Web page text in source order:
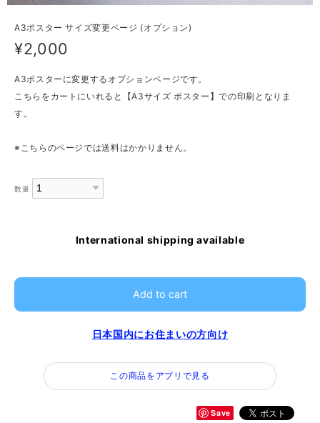
A3ポスター サイズ変更ページ (オプション)
¥2,000
A3ポスターに変更するオプションページです。
こちらをカートにいれると【A3サイズ ポスター】での印刷となりま
す。
※こちらのページでは送料はかかりません。
数量
International shipping available
Add to cart
日本国内にお住まいの方向け
この商品をアプリで見る
Save